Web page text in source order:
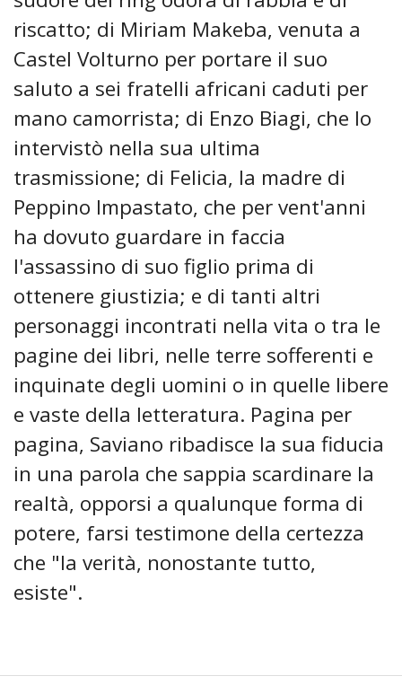
riscatto; di Miriam Makeba, venuta a
Castel Volturno per portare il suo
saluto a sei fratelli africani caduti per
mano camorrista; di Enzo Biagi, che lo
intervistò nella sua ultima
trasmissione; di Felicia, la madre di
Peppino Impastato, che per vent'anni
ha dovuto guardare in faccia
l'assassino di suo figlio prima di
ottenere giustizia; e di tanti altri
personaggi incontrati nella vita o tra le
pagine dei libri, nelle terre sofferenti e
inquinate degli uomini o in quelle libere
e vaste della letteratura. Pagina per
pagina, Saviano ribadisce la sua fiducia
in una parola che sappia scardinare la
realtà, opporsi a qualunque forma di
potere, farsi testimone della certezza
che "la verità, nonostante tutto,
esiste".